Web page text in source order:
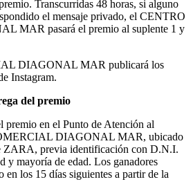
Transcurridas 48 horas, si alguno
el mensaje privado, el CENTRO
MAR pasará el premio al suplente 1 y
DIAGONAL MAR publicará los
Instagram.
del premio
premio en el Punto de Atención al
DIAGONAL MAR, ubicado
ZARA, previa identificación con D.N.I.
y mayoría de edad. Los ganadores
en los 15 días siguientes a partir de la